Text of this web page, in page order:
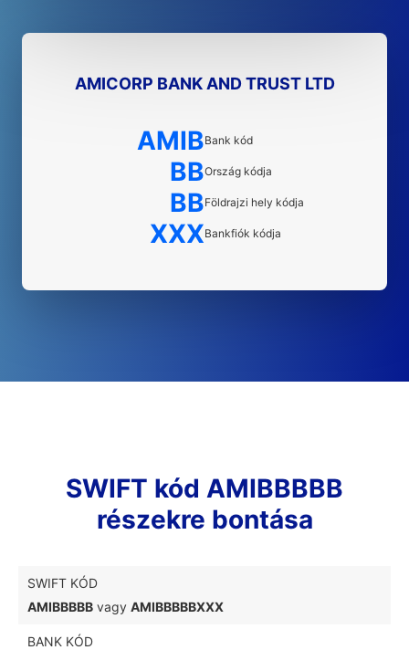
AMICORP BANK AND TRUST LTD
AMIBBank kód
BBOrszág kódja
BBFöldrajzi hely kódja
XXXBankfiók kódja
SWIFT kód AMIBBBBB
részekre bontása
SWIFT KÓD
AMIBBBBB vagy AMIBBBBBXXX
BANK KÓD